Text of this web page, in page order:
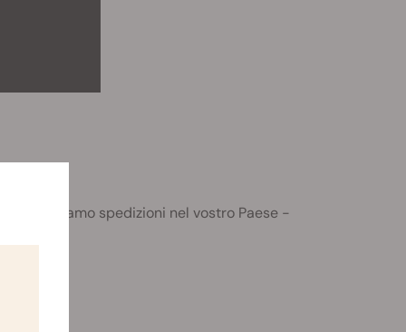
effettuiamo spedizioni nel vostro Paese -